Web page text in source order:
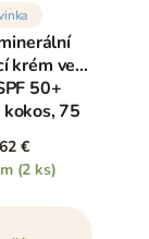
krém ve
50+
75
€
(2 ks)